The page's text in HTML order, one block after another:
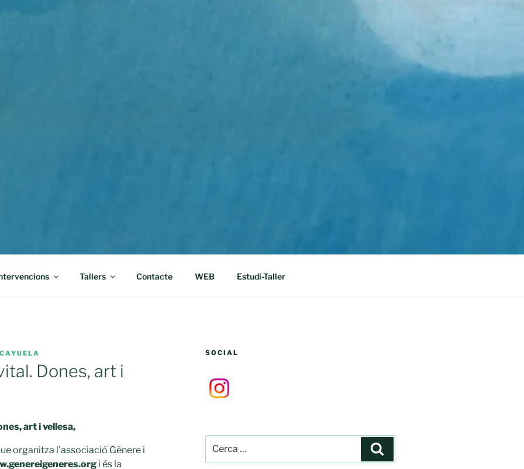
Tallers Contacte WEB Estudi-Taller
Dones, art i
art i vellesa,
organitza l’associació Gènere i
i és la
SOCIAL